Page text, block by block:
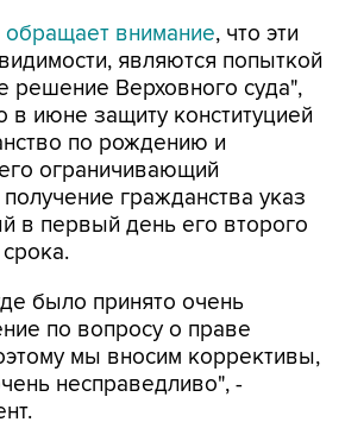
обращает внимание, что эти
являются попыткой
решение Верховного суда",
в июне защиту конституцией
по рождению и
ограничивающий
гражданства указ
в первый день его второго
было принято очень
по вопросу о праве
мы вносим коррективы,
несправедливо", -